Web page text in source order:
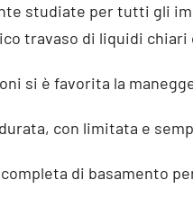
studiate per tutti gli
travaso di liquidi
si è favorita la
con limitata e
di basamento